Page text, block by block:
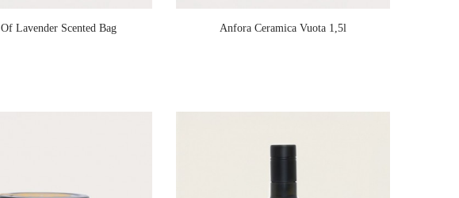
Lavender Scented Bag Anfora Ceramica Vuota 1,5l